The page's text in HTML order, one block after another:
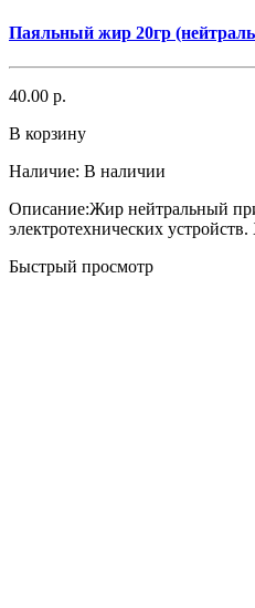
Паяльный жир 20гр
40.00 р.
В корзину
Наличие: В наличии
Описание:Жир нейтральный
электротехнических
Быстрый просмотр